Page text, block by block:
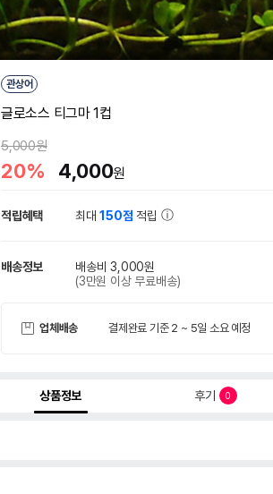
관상어
글로소스 티그마 1컵
5,000원
20% 4,000원
적립혜택 최대150점 적립
배송정보
배송비 3,000원
(3만원 이상 무료배송)
업체배송 결제완료 기준 2 ~ 5일 소요 예정
상품정보 후기 0